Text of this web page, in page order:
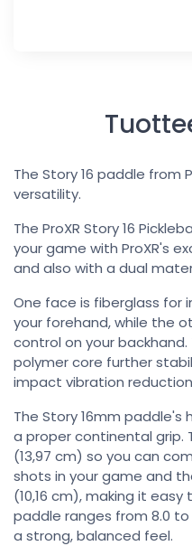
The Story 16 paddle from
versatility.
The ProXR Story 16
your game with ProXR's
and also with a dual
One face is fiberglass for
your forehand, while the
control on your backhand.
polymer core further
impact vibration
The Story 16mm
a proper continental grip.
(13,97 cm) so you can
shots in your game and
(10,16 cm), making it
paddle ranges from 8.0 to
a strong, balanced feel.